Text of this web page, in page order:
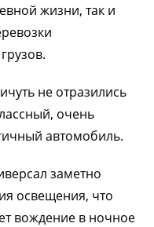
жизни, так и
не отразились
очень
автомобиль.
заметно
освещения, что
вождение в ночное